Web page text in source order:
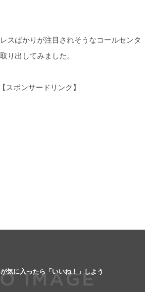
スばかりが注目されそうなコールセンタ
り出してみました。
【スポンサードリンク】
気に入ったら「いいね！」しよう